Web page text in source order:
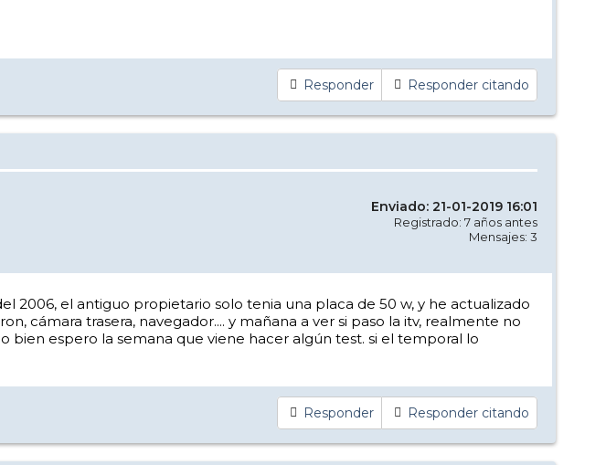
Responder Responder citando
Enviado: 21-01-2019 16:01
Registrado: 7 años antes
Mensajes: 3
2006, el antiguo propietario solo tenia una placa de 50 w, y he actualizado
cámara trasera, navegador.... y mañana a ver si paso la itv, realmente no
bien espero la semana que viene hacer algún test. si el temporal lo
Responder Responder citando